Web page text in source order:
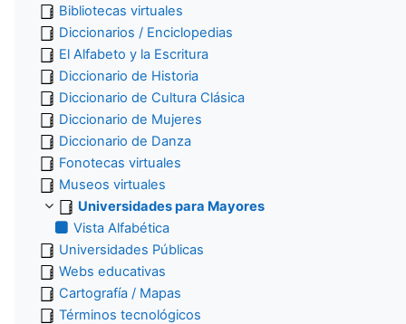
Bibliotecas virtuales
Diccionarios / Enciclopedias
El Alfabeto y la Escritura
Diccionario de Historia
Diccionario de Cultura Clásica
Diccionario de Mujeres
Diccionario de Danza
Fonotecas virtuales
Museos virtuales
Universidades para Mayores
Vista Alfabética
Universidades Públicas
Webs educativas
Cartografía / Mapas
Términos tecnológicos